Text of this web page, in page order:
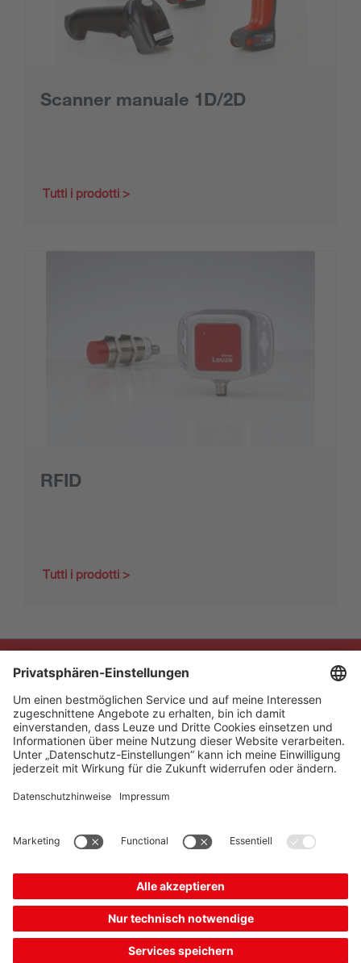
Scanner manuale 1D/2D
Tutti i prodotti
RFID
Tutti i prodotti
The Sensor People
Quick links
Newsletter
Contatto
* Tutti i prezzi sono al netto
dell'IVA vigente e non
comprensivi delle spese di
spedizione.
Protezione dei dati
Impostazioni dei cookie
Note redazionali
Condizioni generali di